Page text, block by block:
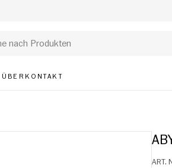
ÜBER KONTAKT
ART.